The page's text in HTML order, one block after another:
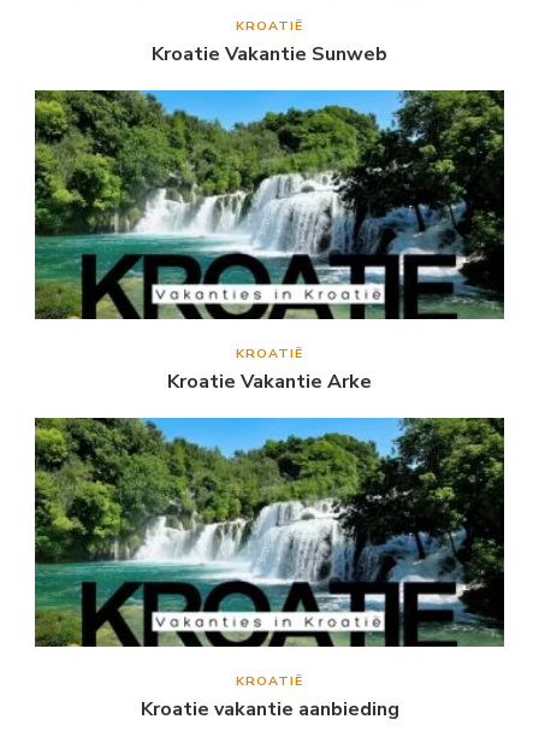
KROATIË
Kroatie Vakantie Sunweb
KROATIË
Kroatie Vakantie Arke
KROATIË
Kroatie vakantie aanbieding